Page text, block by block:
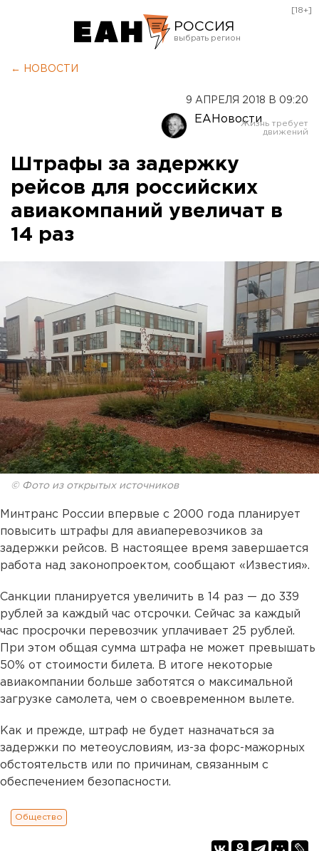
РОССИЯ
Оренбург
[18+]
← НОВОСТИ
9 АПРЕЛЯ 2018 В 09:20
ЕАНовости
Штрафы за задержку
рейсов для российских
авиакомпаний увеличат в
14 раз
© Фото из открытых источников
Минтранс России впервые с 2000 года планирует
повысить штрафы для авиаперевозчиков за
задержки рейсов. В настоящее время завершается
работа над законопроектом, сообщают «Известия».
Санкции планируется увеличить в 14 раз — до 339
рублей за каждый час отсрочки. Сейчас за каждый
час просрочки перевозчик уплачивает 25 рублей.
При этом общая сумма штрафа не может превышать
50% от стоимости билета. В итоге некоторые
авиакомпании больше заботятся о максимальной
загрузке самолета, чем о своевременном вылете.
Как и прежде, штраф не будет назначаться за
задержки по метеоусловиям, из-за форс-мажорных
обстоятельств или по причинам, связанным с
обеспечением безопасности.
Общество